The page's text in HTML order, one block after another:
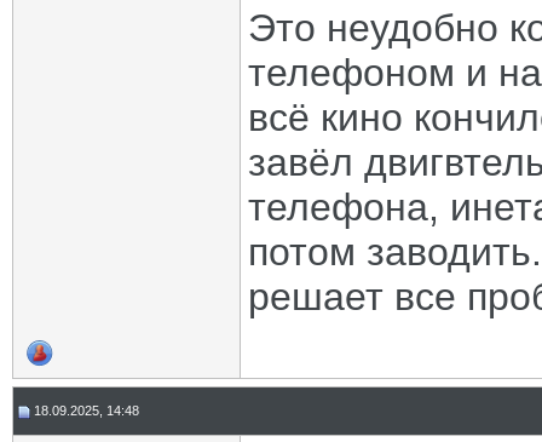
Это неудобно
телефоном и
всё кино
завёл
телефона,
потом
решает все
18.09.2025, 14:48